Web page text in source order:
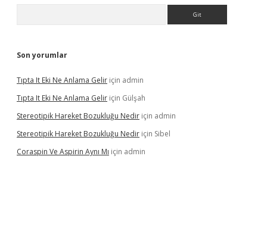
Son yorumlar
Tıpta It Eki Ne Anlama Gelir için admin
Tıpta It Eki Ne Anlama Gelir için Gülşah
Stereotipik Hareket Bozukluğu Nedir için admin
Stereotipik Hareket Bozukluğu Nedir için Sibel
Coraspin Ve Aspirin Aynı Mı için admin